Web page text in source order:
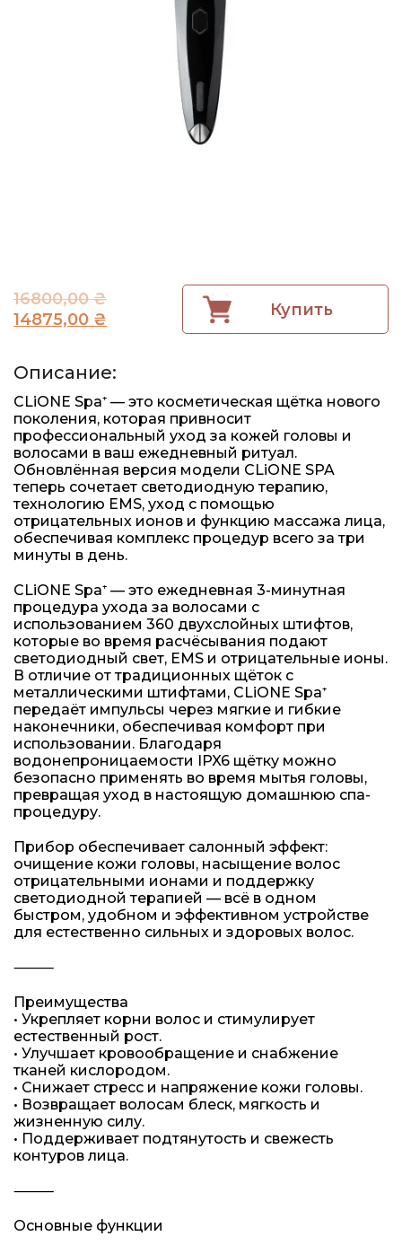
16800,00₴
14875,00 ₴ Купить
Описание:
CLiONE Spa⁺ — это косметическая щётка нового
поколения, которая привносит
профессиональный уход за кожей головы и
волосами в ваш ежедневный ритуал.
Обновлённая версия модели CLiONE SPA
теперь сочетает светодиодную терапию,
технологию EMS, уход с помощью
отрицательных ионов и функцию массажа лица,
обеспечивая комплекс процедур всего за три
минуты в день.
CLiONE Spa⁺ — это ежедневная 3-минутная
процедура ухода за волосами с
использованием 360 двухслойных штифтов,
которые во время расчёсывания подают
светодиодный свет, EMS и отрицательные ионы.
В отличие от традиционных щёток с
металлическими штифтами, CLiONE Spa⁺
передаёт импульсы через мягкие и гибкие
наконечники, обеспечивая комфорт при
использовании. Благодаря
водонепроницаемости IPX6 щётку можно
безопасно применять во время мытья головы,
превращая уход в настоящую домашнюю спа-
процедуру.
Прибор обеспечивает салонный эффект:
очищение кожи головы, насыщение волос
отрицательными ионами и поддержку
светодиодной терапией — всё в одном
быстром, удобном и эффективном устройстве
для естественно сильных и здоровых волос.
⸻
Преимущества
• Укрепляет корни волос и стимулирует
естественный рост.
• Улучшает кровообращение и снабжение
тканей кислородом.
• Снижает стресс и напряжение кожи головы.
• Возвращает волосам блеск, мягкость и
жизненную силу.
• Поддерживает подтянутость и свежесть
контуров лица.
⸻
Основные функции